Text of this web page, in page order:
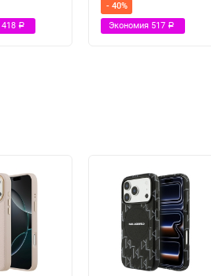
418 Р
- 40%
Экономия 517Р